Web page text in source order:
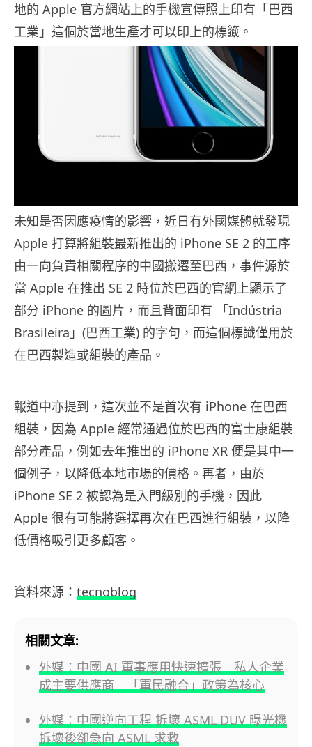
地的 Apple 官方網站上的手機宣傳照上印有「巴西
工業」這個於當地生產才可以印上的標籤。
未知是否因應疫情的影響，近日有外國媒體就發現
Apple 打算將組裝最新推出的 iPhone SE 2 的工序
由一向負責相關程序的中國搬遷至巴西，事件源於
當 Apple 在推出 SE 2 時位於巴西的官網上顯示了
部分 iPhone 的圖片，而且背面印有 「Indústria
Brasileira」(巴西工業) 的字句，而這個標識僅用於
在巴西製造或組裝的產品。
報道中亦提到，這次並不是首次有 iPhone 在巴西
組裝，因為 Apple 經常通過位於巴西的富士康組裝
部分產品，例如去年推出的 iPhone XR 便是其中一
個例子，以降低本地市場的價格。再者，由於
iPhone SE 2 被認為是入門級別的手機，因此
Apple 很有可能將選擇再次在巴西進行組裝，以降
低價格吸引更多顧客。
資料來源： tecnoblog
相關文章:
外媒：中國 AI 軍事應用快速擴張 私人企業
成主要供應商 「軍民融合」政策為核心
外媒：中國逆向工程 拆壞 ASML DUV 曝光機
拆壞後卻急向 ASML 求救